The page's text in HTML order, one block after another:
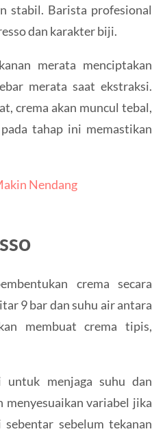
stabil. Barista profesional
dan karakter biji.
merata menciptakan
merata saat ekstraksi.
crema akan muncul tebal,
tahap ini memastikan
Nendang
crema secara
9 bar dan suhu air antara
membuat crema tipis,
untuk menjaga suhu dan
variabel jika
sebelum tekanan